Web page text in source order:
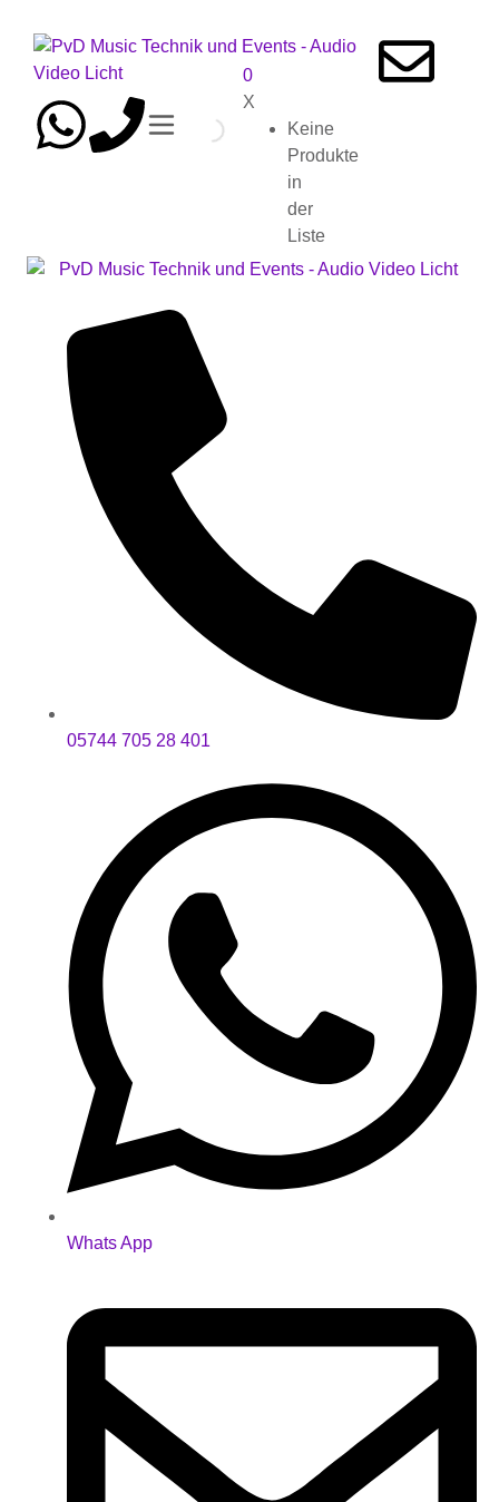
0
X
Keine
Produkte
in
der
Liste
05744 705 28 401
Whats App